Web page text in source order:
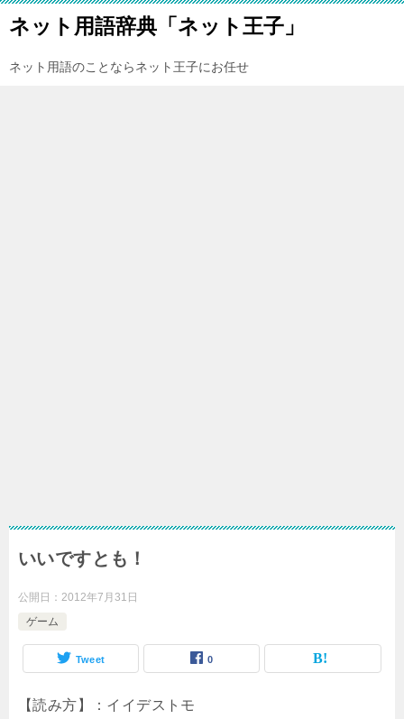
ネット用語辞典「ネット王子」
ネット用語のことならネット王子にお任せ
いいですとも！
公開日： 2012年7月31日
ゲーム
Tweet 0
【読み方】：イイデストモ